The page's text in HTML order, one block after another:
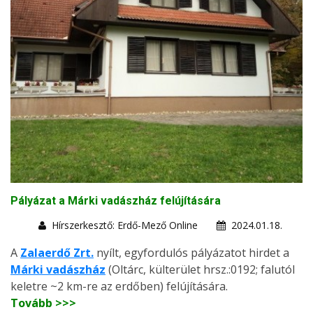
Pályázat a Márki vadászház felújítására
Hírszerkesztő: Erdő-Mező Online
2024.01.18.
A Zalaerdő Zrt. nyílt, egyfordulós pályázatot hirdet a
Márki vadászház (Oltárc, külterület hrsz.:0192; falutól
keletre ~2 km-re az erdőben) felújítására.
Tovább >>>